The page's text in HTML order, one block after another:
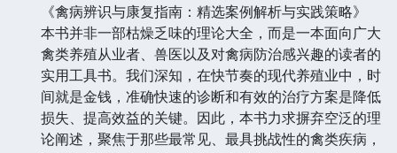
《禽病辨识与康复指南：精选案例解析与实践策略》
本书并非一部枯燥乏味的理论大全，而是一本面向广大
禽类养殖从业者、兽医以及对禽病防治感兴趣的读者的
实用工具书。我们深知，在快节奏的现代养殖业中，时
间就是金钱，准确快速的诊断和有效的治疗方案是降低
损失、提高效益的关键。因此，本书力求摒弃空泛的理
论阐述，聚焦于那些最常见、最具挑战性的禽类疾病，